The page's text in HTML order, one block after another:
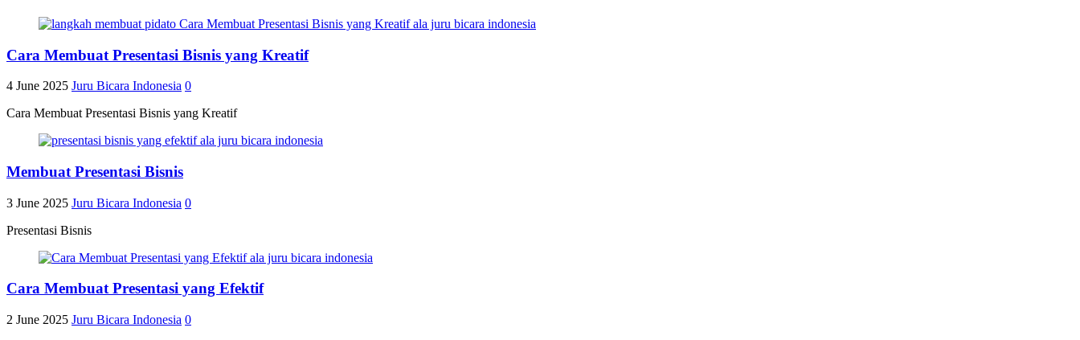
Cara Membuat Presentasi Bisnis yang Kreatif
4 June 2025 Juru Bicara Indonesia 0
Cara Membuat Presentasi Bisnis yang Kreatif
Membuat Presentasi Bisnis
3 June 2025 Juru Bicara Indonesia 0
Presentasi Bisnis
Cara Membuat Presentasi yang Efektif
2 June 2025 Juru Bicara Indonesia 0